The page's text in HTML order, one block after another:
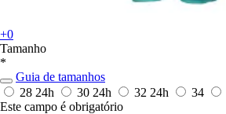
+0
Tamanho
*
Guia de tamanhos
28 24h 30 24h 32 24h 34
Este campo é obrigatório